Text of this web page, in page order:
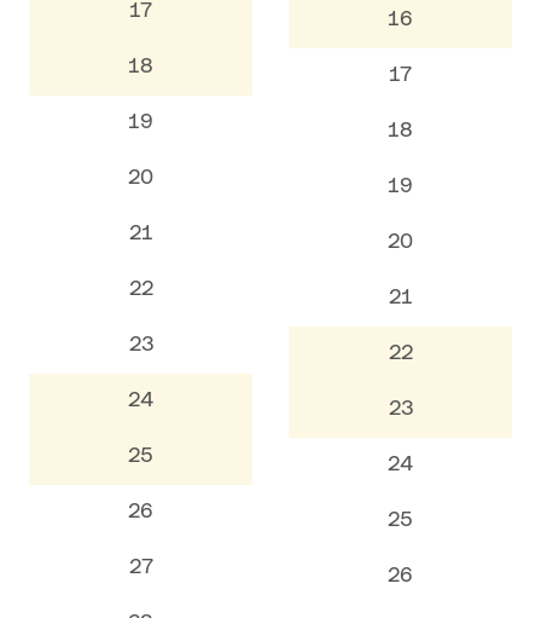
17
18
19
20
21
22
23
24
25
26
27
16
17
18
19
20
21
22
23
24
25
26